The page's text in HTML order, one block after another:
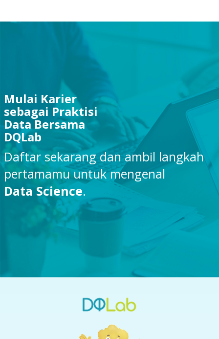
Mulai Karier
sebagai Praktisi
Data Bersama
DQLab
Daftar sekarang dan ambil langkah
pertamamu untuk mengenal
Data Science.